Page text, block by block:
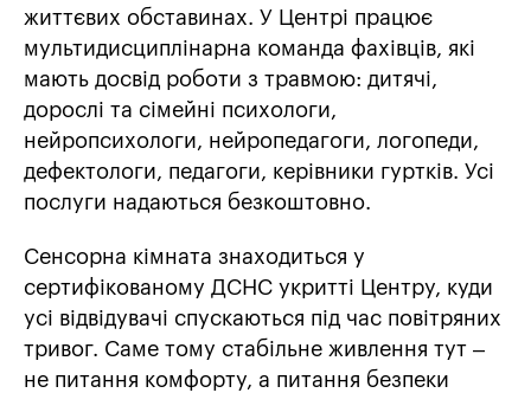
життєвих обставинах. У Центрі працює
мультидисциплінарна команда фахівців, які
мають досвід роботи з травмою: дитячі,
дорослі та сімейні психологи,
нейропсихологи, нейропедагоги, логопеди,
дефектологи, педагоги, керівники гуртків. Усі
послуги надаються безкоштовно.
Сенсорна кімната знаходиться у
сертифікованому ДСНС укритті Центру, куди
усі відвідувачі спускаються під час повітряних
тривог. Саме тому стабільне живлення тут –
не питання комфорту, а питання безпеки